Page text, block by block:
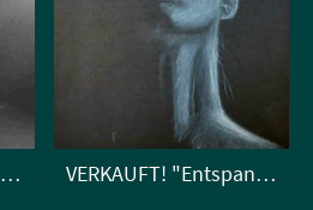
VERKAUFT! - "Blick nach vorn" VERKAUFT! "Entspannung"